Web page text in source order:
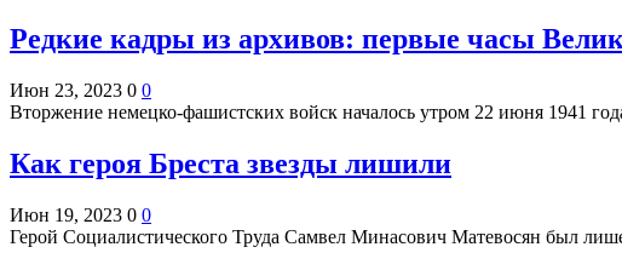
Редкие кадры из архивов: первые часы
Июн 23, 2023 0 0
Вторжение немецко-фашистских войск началось утром 22 июня 1941
Как героя Бреста звезды лишили
Июн 19, 2023 0 0
Герой Социалистического Труда Самвел Минасович Матевосян был